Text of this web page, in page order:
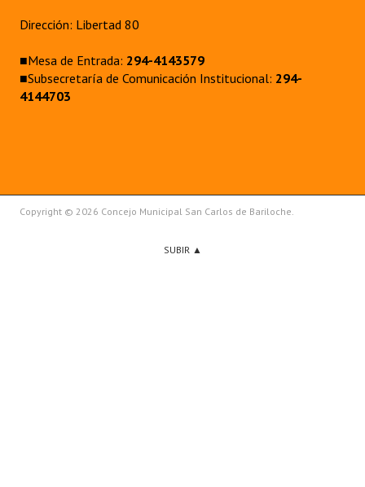
Dirección: Libertad 80
■Mesa de Entrada: 294-4143579
■Subsecretaría de Comunicación Institucional: 294-
4144703
Copyright © 2026 Concejo Municipal San Carlos de Bariloche.
SUBIR ▲